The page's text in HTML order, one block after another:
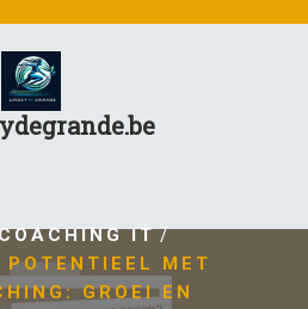
IT/
POTENTIEEL MET
GROEI EN